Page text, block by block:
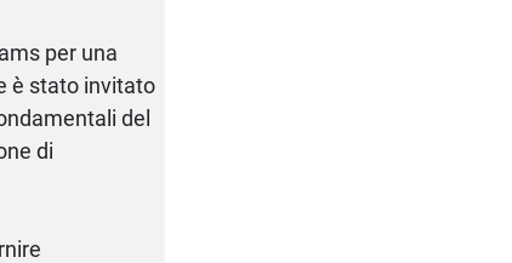
per una
è stato invitato
del
di